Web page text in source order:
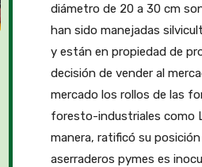
diámetro de 20 a 30 cm
han sido manejadas
y están en propiedad de
decisión de vender al
mercado los rollos de las
foresto-industriales como
manera, ratificó su
aserraderos pymes es